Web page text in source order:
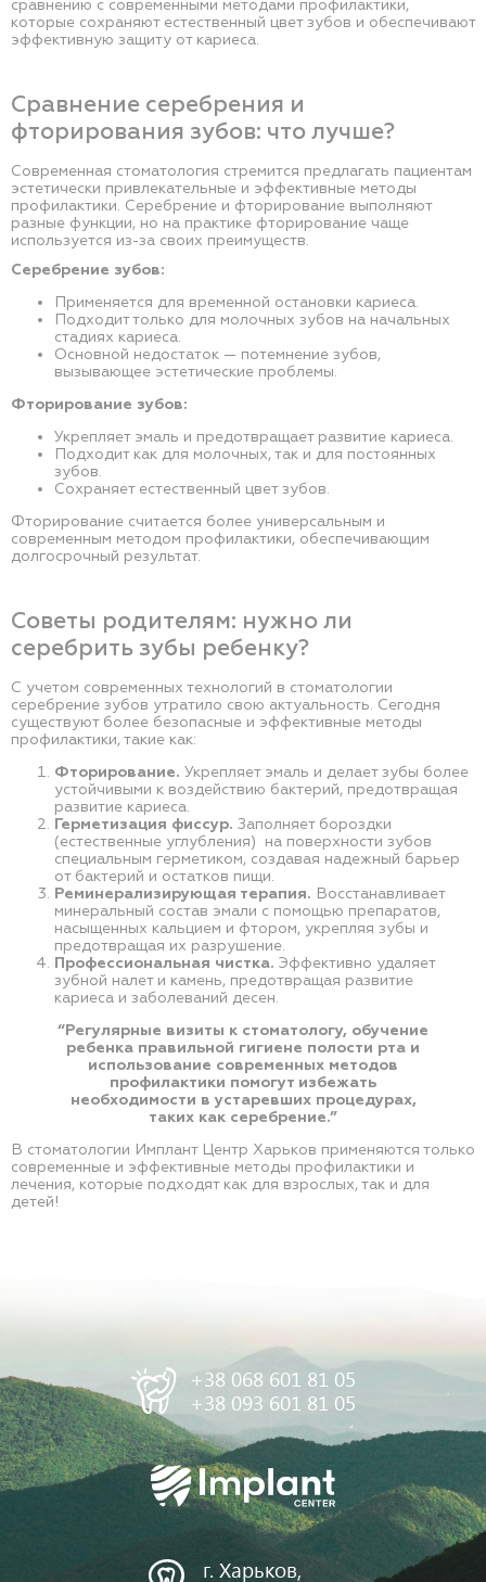
сравнению с современными методами профилактики,
которые сохраняют естественный цвет зубов и обеспечивают
эффективную защиту от кариеса.
Сравнение серебрения и
фторирования зубов: что лучше?
Современная стоматология стремится предлагать пациентам
эстетически привлекательные и эффективные методы
профилактики. Серебрение и фторирование выполняют
разные функции, но на практике фторирование чаще
используется из-за своих преимуществ.
Серебрение зубов:
Применяется для временной остановки кариеса.
Подходит только для молочных зубов на начальных
стадиях кариеса.
Основной недостаток — потемнение зубов,
вызывающее эстетические проблемы.
Фторирование зубов:
Укрепляет эмаль и предотвращает развитие кариеса.
Подходит как для молочных, так и для постоянных
зубов.
Сохраняет естественный цвет зубов.
Фторирование считается более универсальным и
современным методом профилактики, обеспечивающим
долгосрочный результат.
Советы родителям: нужно ли
серебрить зубы ребенку?
С учетом современных технологий в стоматологии
серебрение зубов утратило свою актуальность. Сегодня
существуют более безопасные и эффективные методы
профилактики, такие как:
Фторирование. Укрепляет эмаль и делает зубы более
устойчивыми к воздействию бактерий, предотвращая
развитие кариеса.
Герметизация фиссур. Заполняет бороздки
(естественные углубления) на поверхности зубов
специальным герметиком, создавая надежный барьер
от бактерий и остатков пищи.
Реминерализирующая терапия. Восстанавливает
минеральный состав эмали с помощью препаратов,
насыщенных кальцием и фтором, укрепляя зубы и
предотвращая их разрушение.
Профессиональная чистка. Эффективно удаляет
зубной налет и камень, предотвращая развитие
кариеса и заболеваний десен.
“Регулярные визиты к стоматологу, обучение
ребенка правильной гигиене полости рта и
использование современных методов
профилактики помогут избежать
необходимости в устаревших процедурах,
таких как серебрение.”
В стоматологии Имплант Центр Харьков применяются только
современные и эффективные методы профилактики и
лечения, которые подходят как для взрослых, так и для
детей!
+38 068 601 81 05
+38 093 601 81 05
г. Харьков,